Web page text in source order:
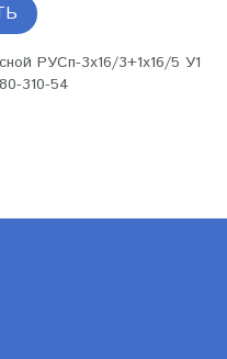
РУСп-3х16/3+1х16/5 У1
310-54